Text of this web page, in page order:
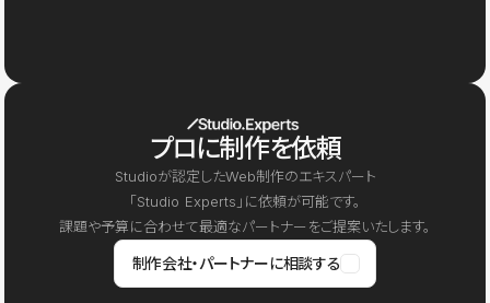
プロに制作を依頼
Studioが認定したWeb制作のエキスパート
「Studio Experts」に依頼が可能です。
課題や予算に合わせて最適なパートナーをご提案いたします。
制作会社・パートナーに相談する